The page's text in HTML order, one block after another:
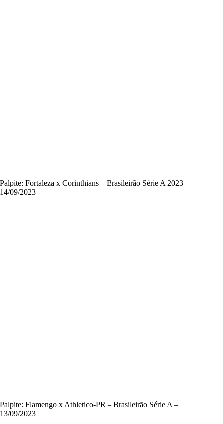
Palpite: Fortaleza x Corinthians – Brasileirão Série A 2023 –
14/09/2023
Palpite: Flamengo x Athletico-PR – Brasileirão Série A –
13/09/2023